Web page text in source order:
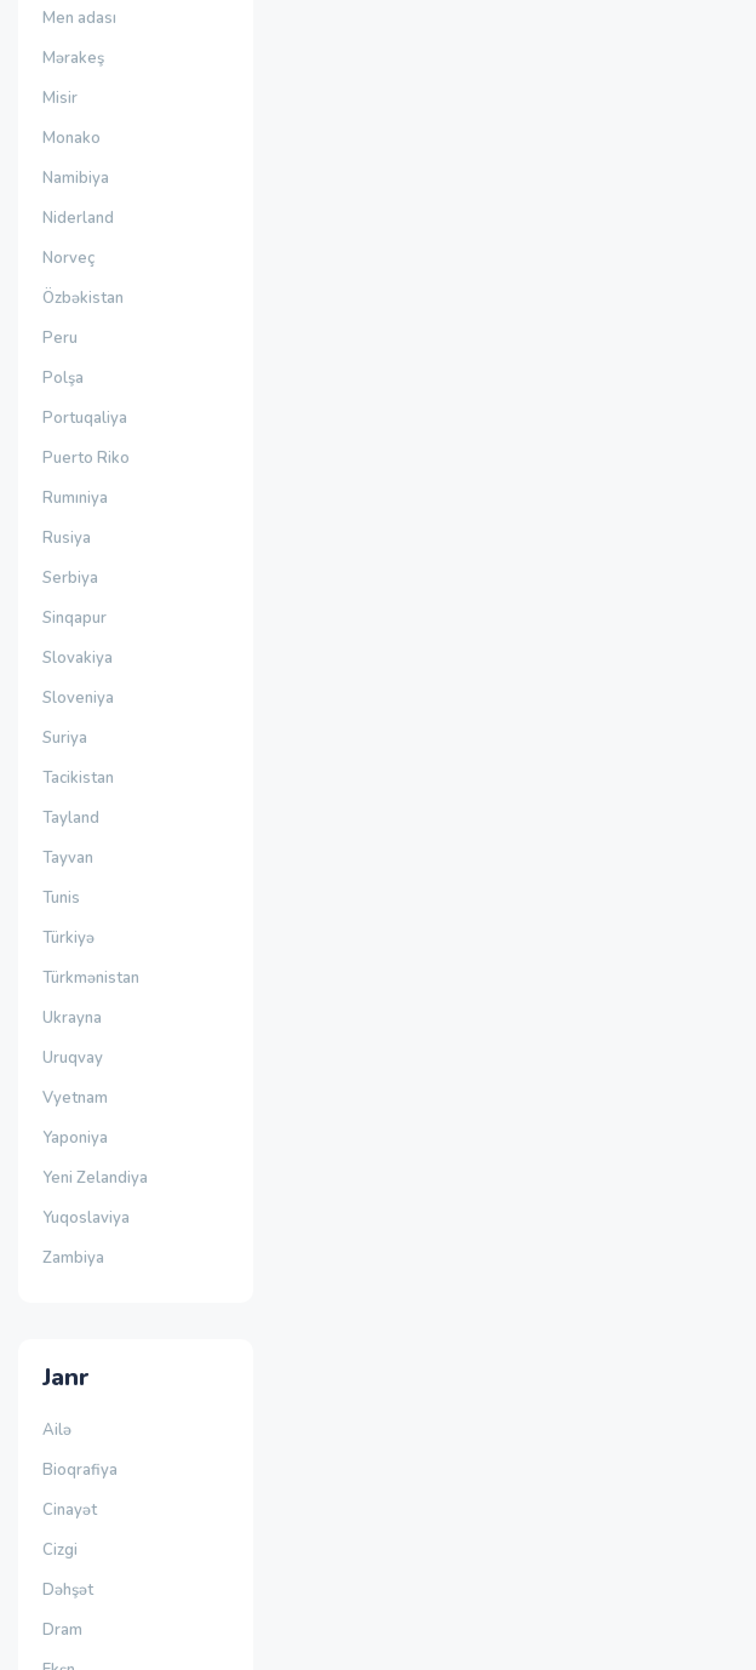
Men adası
Mərakeş
Misir
Monako
Namibiya
Niderland
Norveç
Özbəkistan
Peru
Polşa
Portuqaliya
Puerto Riko
Rumıniya
Rusiya
Serbiya
Sinqapur
Slovakiya
Sloveniya
Suriya
Tacikistan
Tayland
Tayvan
Tunis
Türkiyə
Türkmənistan
Ukrayna
Uruqvay
Vyetnam
Yaponiya
Yeni Zelandiya
Yuqoslaviya
Zambiya
Janr
Ailə
Bioqrafiya
Cinayət
Cizgi
Dəhşət
Dram